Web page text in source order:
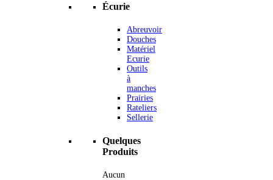
Écurie
Abreuvoir
Douches
Matériel
Ecurie
Outils
à
manches
Prairies
Rateliers
Sellerie
Quelques
Produits
Aucun